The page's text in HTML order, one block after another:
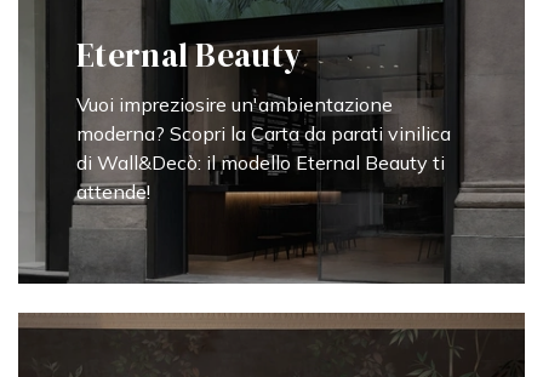
Eternal Beauty
Vuoi impreziosire un'ambientazione
moderna? Scopri la Carta da parati vinilica
di Wall&Decò: il modello Eternal Beauty ti
attende!